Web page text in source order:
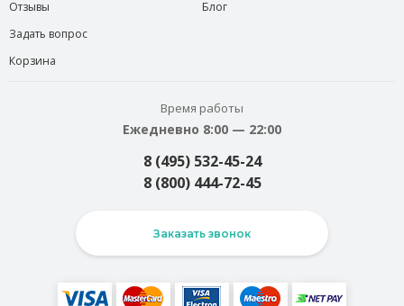
Отзывы
Задать вопрос
Корзина
Блог
Время работы
Ежедневно 8:00 — 22:00
8 (495) 532-45-24
8 (800) 444-72-45
Заказать звонок